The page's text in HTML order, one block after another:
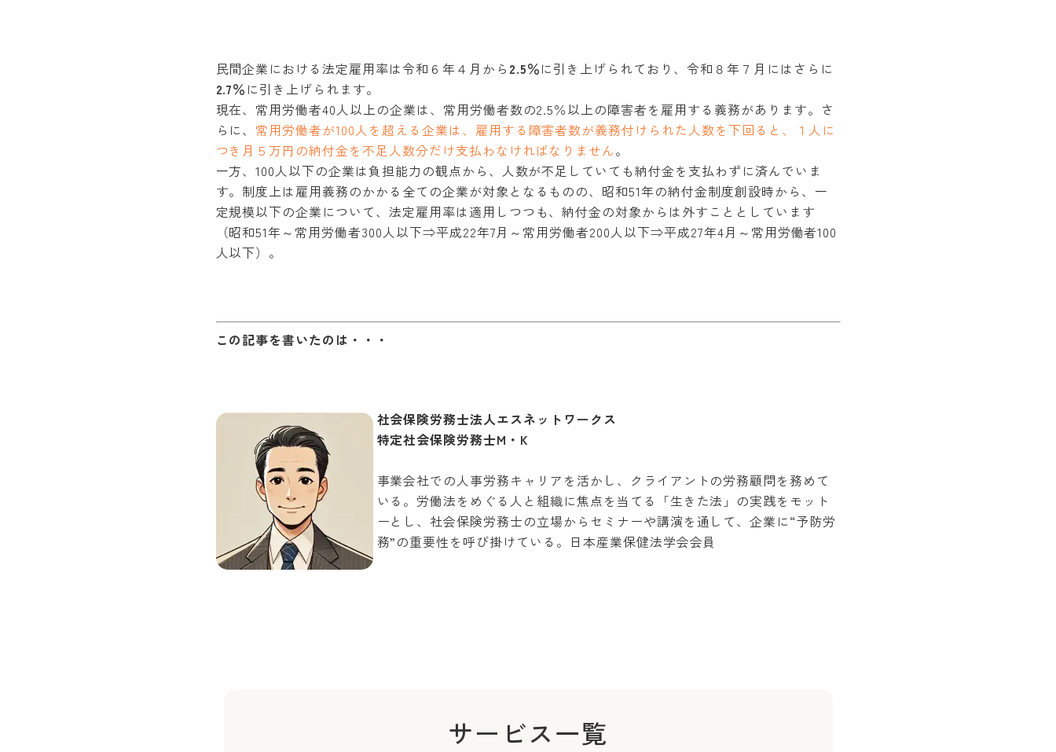
民間企業における法定雇用率は令和６年４月から 2.5％に引き上げられており、令和８年７月にはさらに
2.7％ に引き上げられます。
現在、常用労働者40人以上の企業は、常用労働者数の2.5％以上の障害者を雇用する義務があります。さ
らに、 常用労働者が100人を超える企業は、雇用する障害者数が義務付けられた人数を下回ると、１人に
つき月５万円の納付金を不足人数分だけ支払わなければなりません。
一方、100人以下の企業は負担能力の観点から、人数が不足していても納付金を支払わずに済んでいま
す。制度上は雇用義務のかかる全ての企業が対象となるものの、昭和51年の納付金制度創設時から、一
定規模以下の企業について、法定雇用率は適用しつつも、納付金の対象からは外すこととしています
（昭和51年～常用労働者300人以下⇒平成22年7月～常用労働者200人以下⇒平成27年4月～常用労働者100
人以下）。
この記事を書いたのは・・・
社会保険労務士法人エスネットワークス
特定社会保険労務士M・K
事業会社での人事労務キャリアを活かし、クライアントの労務顧問を務めて
いる。労働法をめぐる人と組織に焦点を当てる「生きた法」の実践をモット
ーとし、社会保険労務士の立場からセミナーや講演を通して、企業に“予防労
務”の重要性を呼び掛けている。日本産業保健法学会会員
サービス一覧